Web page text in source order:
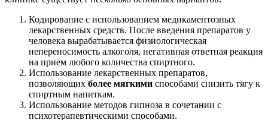
Кодирование с использованием медикаментозных
лекарственных средств. После введения препаратов у
человека вырабатывается физиологическая
непереносимость алкоголя, негативная ответная реакция
на прием любого количества спиртного.
Использование лекарственных препаратов,
позволяющих более мягкими способами снизить тягу к
спиртным напиткам.
Использование методов гипноза в сочетании с
психотерапевтическими способами.